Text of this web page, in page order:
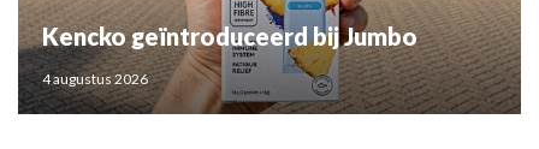
Kencko geïntroduceerd bij Jumbo
4 augustus 2026